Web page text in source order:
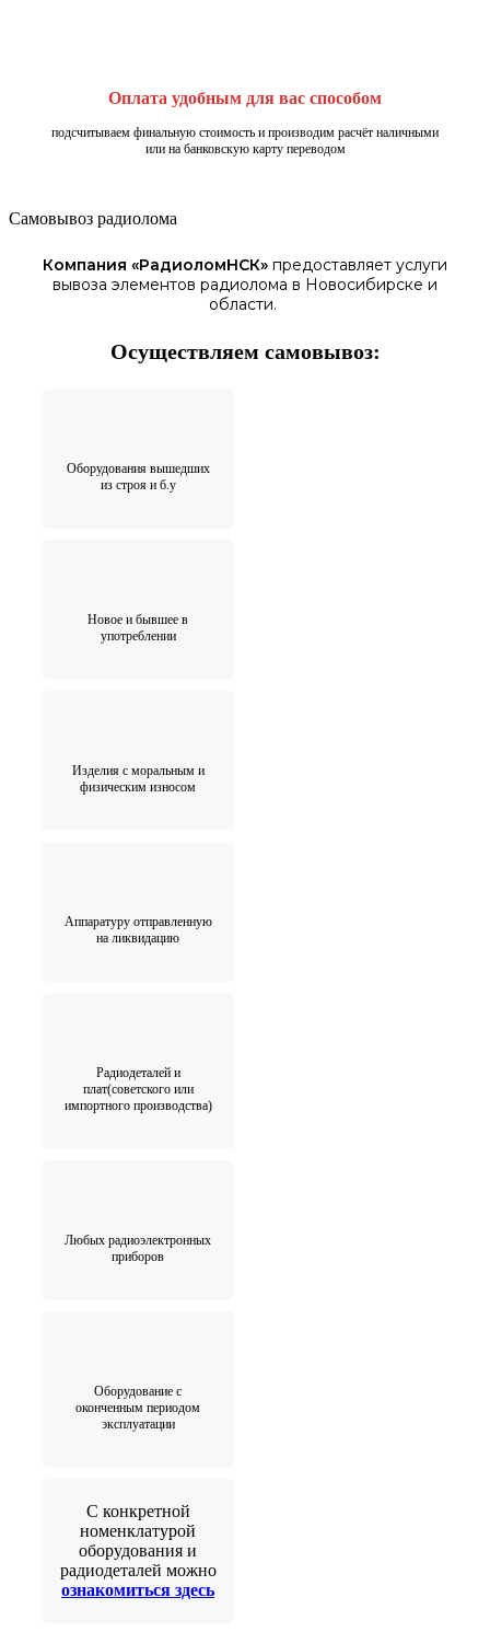
Оплата удобным для вас способом
подсчитываем финальную стоимость и производим расчёт наличными
или на банковскую карту переводом
Самовывоз радиолома
Компания «РадиоломНСК» предоставляет услуги
вывоза элементов радиолома в Новосибирске и
области.
Осуществляем самовывоз:
Оборудования вышедших
из строя и б.у
Новое и бывшее в
употреблении
Изделия с моральным и
физическим износом
Аппаратуру отправленную
на ликвидацию
Радиодеталей и
плат(советского или
импортного производства)
Любых радиоэлектронных
приборов
Оборудование с
оконченным периодом
эксплуатации
С конкретной
номенклатурой
оборудования и
радиодеталей можно
ознакомиться здесь